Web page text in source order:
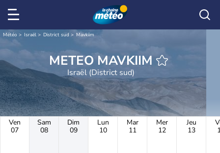
Météo Israël District sud Mavkiim
METEO MAVKIIM
Israël (District sud)
Ven
07
Sam
08
Dim
09
Lun
10
Mar
11
Mer
12
Jeu
13